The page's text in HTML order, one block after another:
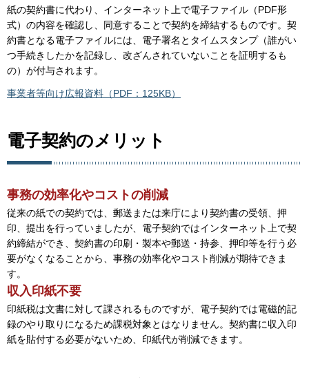
紙の契約書に代わり、インターネット上で電子ファイル（PDF形
式）の内容を確認し、同意することで契約を締結するものです。契
約書となる電子ファイルには、電子署名とタイムスタンプ（誰がい
つ手続きしたかを記録し、改ざんされていないことを証明するも
の）が付与されます。
事業者等向け広報資料（PDF：125KB）
電子契約のメリット
事務の効率化やコストの削減
従来の紙での契約では、郵送または来庁により契約書の受領、押
印、提出を行っていましたが、電子契約ではインターネット上で契
約締結ができ、契約書の印刷・製本や郵送・持参、押印等を行う必
要がなくなることから、事務の効率化やコスト削減が期待できま
す。
収入印紙不要
印紙税は文書に対して課されるものですが、電子契約では電磁的記
録のやり取りになるため課税対象とはなりません。契約書に収入印
紙を貼付する必要がないため、印紙代が削減できます。